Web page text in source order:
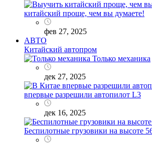
китайский проще, чем вы думаете!
фев 27, 2025
АВТО
Китайский автопром
Только механика
дек 27, 2025
впервые разрешили автопилот L3
дек 16, 2025
Беспилотные грузовики на высоте